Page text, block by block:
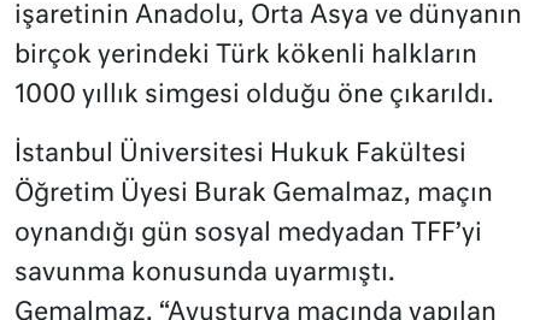
işaretinin Anadolu, Orta Asya ve dünyanın
birçok yerindeki Türk kökenli halkların
1000 yıllık simgesi olduğu öne çıkarıldı.
İstanbul Üniversitesi Hukuk Fakültesi
Öğretim Üyesi Burak Gemalmaz, maçın
oynandığı gün sosyal medyadan TFF’yi
savunma konusunda uyarmıştı.
Gemalmaz, “Avusturya maçında yapılan